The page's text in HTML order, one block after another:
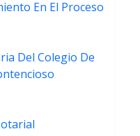
En El Proceso
Del Colegio De